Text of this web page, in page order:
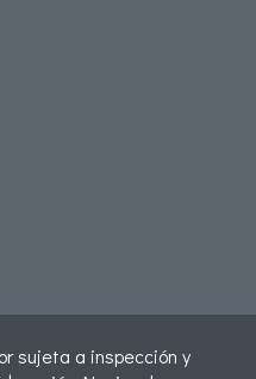
sujeta a inspección y